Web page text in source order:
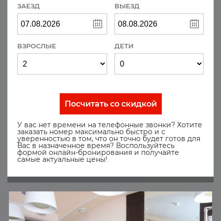
ЗАЕЗД ВЫЕЗД
ВЗРОСЛЫЕ ДЕТИ
Посчитать со скидкой
У вас нет времени на телефонные звонки? Хотите
заказать номер максимально быстро и с
уверенностью в том, что он точно будет готов для
Вас в назначенное время? Воспользуйтесь
формой онлайн-бронирования и получайте
самые актуальные цены!